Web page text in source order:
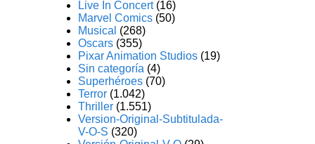
Live In Concert(16)
Marvel Comics (50)
Musical (268)
Oscars (355)
Pixar Animation Studios (19)
Sin categoría (4)
Superhéroes (70)
Terror (1.042)
Thriller (1.551)
Version-Original-Subtitulada-
V-O-S (320)